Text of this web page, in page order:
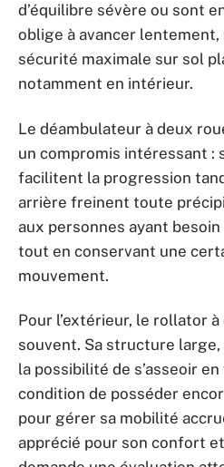
d’équilibre sévère ou sont
oblige à avancer
sécurité maximale sur sol
notamment en intérieur.
Le déambulateur à deux
un compromis intéressant :
facilitent la progression
arrière freinent toute
aux personnes ayant besoin
tout en conservant une
mouvement.
Pour l’extérieur, le rollator
souvent. Sa structure
la possibilité de s’asseoir
condition de posséder
pour gérer sa mobilité
apprécié pour son confort